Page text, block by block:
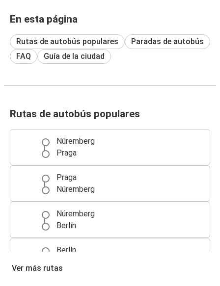
En esta página
Rutas de autobús populares
Paradas de autobús
FAQ
Guía de la ciudad
Rutas de autobús populares
Núremberg
Praga
Praga
Núremberg
Núremberg
Berlín
Berlín
Ver más rutas